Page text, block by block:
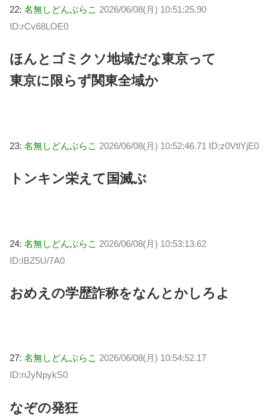
22: 名無しどんぶらこ 2026/06/08(月) 10:51:25.90
ID:rCv68LOE0
ほんとゴミクソ地域だな東京って
東京に限らず関東全域か
23: 名無しどんぶらこ 2026/06/08(月) 10:52:46.71 ID:z0VtlYjE0
トンキン栄えて国滅ぶ
24: 名無しどんぶらこ 2026/06/08(月) 10:53:13.62
ID:IBZ5U/7A0
おめえの学歴詐称をなんとかしろよ
27: 名無しどんぶらこ 2026/06/08(月) 10:54:52.17
ID:nJyNpykS0
なぞの発狂